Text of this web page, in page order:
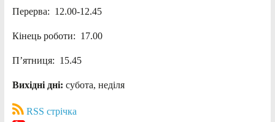
Перерва: 12.00-12.45
Кінець роботи: 17.00
П’ятниця: 15.45
Вихідні дні: субота, неділя
RSS стрічка